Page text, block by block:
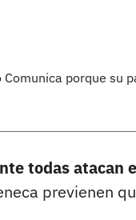
porque su
todas atacan
previenen